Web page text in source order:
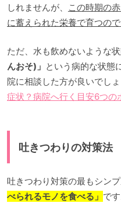
しれませんが、
この時期の
に蓄えられた栄養で育つので
ただ、水も飲めないような状
んおそ)」 という病的な状態
院に相談した方が良いでしょ
症状？病院へ行く目安6つの
吐きつわりの対策法
吐きつわり対策の最もシンプ
べられるモノを食べる」 で